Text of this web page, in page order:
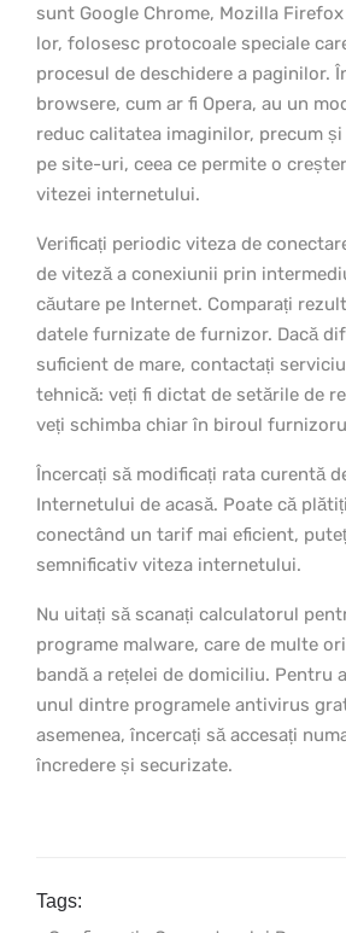
sunt Google Chrome, Mozilla
lor, folosesc protocoale speciale
procesul de deschidere a paginilor.
browsere, cum ar fi Opera, au un
reduc calitatea imaginilor, precum
pe site-uri, ceea ce permite o
vitezei internetului.
Verificați periodic viteza de
de viteză a conexiunii prin
căutare pe Internet. Comparați
datele furnizate de furnizor. Dacă
suficient de mare, contactați
tehnică: veți fi dictat de setările de
veți schimba chiar în biroul
Încercați să modificați rata curentă
Internetului de acasă. Poate că
conectând un tarif mai eficient,
semnificativ viteza internetului.
Nu uitați să scanați calculatorul
programe malware, care de multe
bandă a rețelei de domiciliu. Pentru
unul dintre programele antivirus
asemenea, încercați să accesați
încredere și securizate.
Tags: